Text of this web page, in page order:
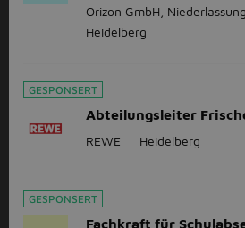
Orizon GmbH,
Heidelberg
GESPONSERT
Abteilungsleiter
REWE Heidelberg
GESPONSERT
Fachkraft für